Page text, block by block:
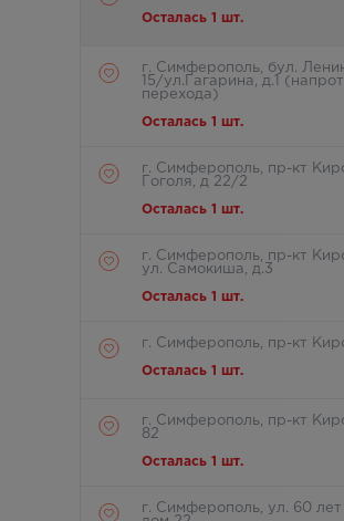
Осталась 1 шт.
г. Симферополь, бул.
15/ул.Гагарина, д.1
перехода)
Осталась 1 шт.
г. Симферополь, пр-кт
Гоголя, д 22/2
Осталась 1 шт.
г. Симферополь, пр-кт
ул. Самокиша, д.3
Осталась 1 шт.
г. Симферополь, пр-кт
Осталась 1 шт.
г. Симферополь, пр-кт
82
Осталась 1 шт.
г. Симферополь, ул. 60 лет